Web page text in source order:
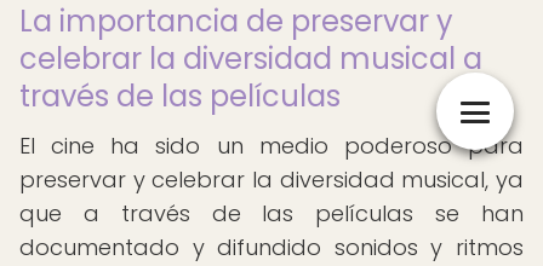
La importancia de preservar y
celebrar la diversidad musical a
través de las películas
El cine ha sido un medio poderoso para
preservar y celebrar la diversidad musical, ya
que a través de las películas se han
documentado y difundido sonidos y ritmos